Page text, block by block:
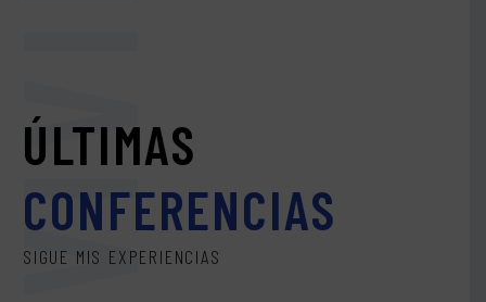
ÚLTIMAS
CONFERENCIAS
SIGUE MIS EXPERIENCIAS